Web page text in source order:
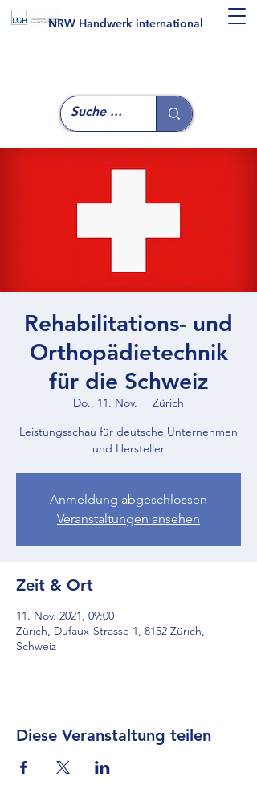
NRW Handwerk international
Rehabilitations- und
Orthopädietechnik
für die Schweiz
Do., 11. Nov.
  |
Zürich
Leistungsschau für deutsche Unternehmen
und Hersteller
Anmeldung abgeschlossen
Veranstaltungen ansehen
Zeit & Ort
11. Nov. 2021, 09:00
Zürich, Dufaux-Strasse 1, 8152 Zürich,
Schweiz
Diese Veranstaltung teilen